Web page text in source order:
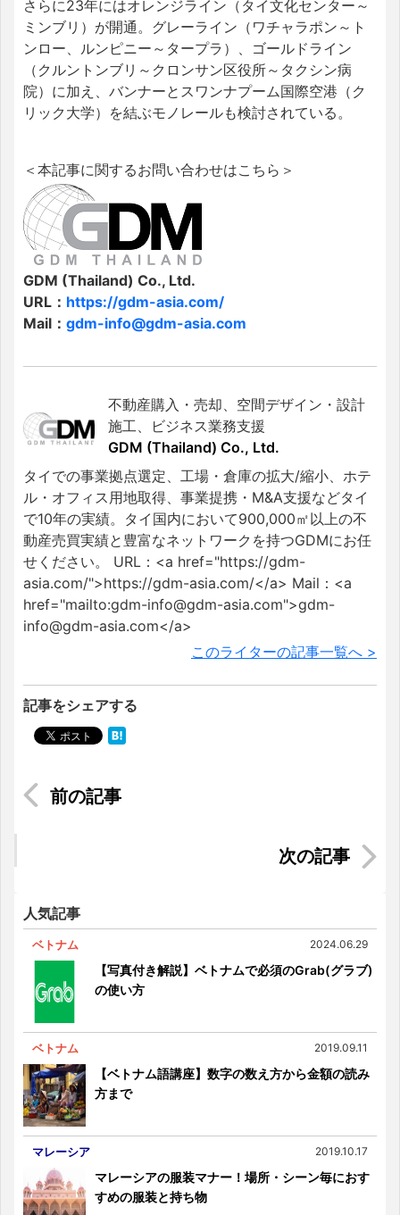
さらに23年にはオレンジライン（タイ文化センター～
ミンブリ）が開通。グレーライン（ワチャラポン～ト
ンロー、ルンピニー～タープラ）、ゴールドライン
（クルントンブリ～クロンサン区役所～タクシン病
院）に加え、バンナーとスワンナプーム国際空港（ク
リック大学）を結ぶモノレールも検討されている。
＜本記事に関するお問い合わせはこちら＞
GDM (Thailand) Co., Ltd.
URL： https://gdm-asia.com/
Mail： gdm-info@gdm-asia.com
不動産購入・売却、空間デザイン・設計
施工、ビジネス業務支援
GDM (Thailand) Co., Ltd.
タイでの事業拠点選定、工場・倉庫の拡大/縮小、ホテ
ル・オフィス用地取得、事業提携・M&A支援などタイ
で10年の実績。タイ国内において900,000㎡以上の不
動産売買実績と豊富なネットワークを持つGDMにお任
せください。 URL：<a href="https://gdm-
asia.com/">https://gdm-asia.com/</a> Mail：<a
href="mailto:gdm-info@gdm-asia.com">gdm-
info@gdm-asia.com</a>
このライターの記事一覧へ >
記事をシェアする
アウトソーシングできる業務とは（１）～タイの
【マレーシア法務ブログ】第18回：登録商標の侵
人気記事
ベトナム 2024.06.29
【写真付き解説】ベトナムで必須のGrab(グラブ)
の使い方
ベトナム 2019.09.11
【ベトナム語講座】数字の数え方から金額の読み
方まで
マレーシア 2019.10.17
マレーシアの服装マナー！場所・シーン毎におす
すめの服装と持ち物